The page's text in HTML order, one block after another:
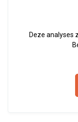
Deze analyses